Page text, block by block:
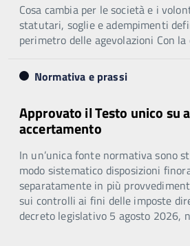
Cosa cambia per le società e i
statutari, soglie e adempimenti
perimetro delle agevolazioni Con
Normativa e prassi
Approvato il Testo unico su
accertamento
In un’unica fonte normativa sono
modo sistematico disposizioni
separatamente in più
sui controlli ai fini delle imposte
decreto legislativo 5 agosto 2026,